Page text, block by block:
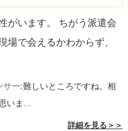
がいます。 ちがう派遣会
場で会えるかわからず、
サー:難しいところですね。相
いま...
詳細を見る＞＞